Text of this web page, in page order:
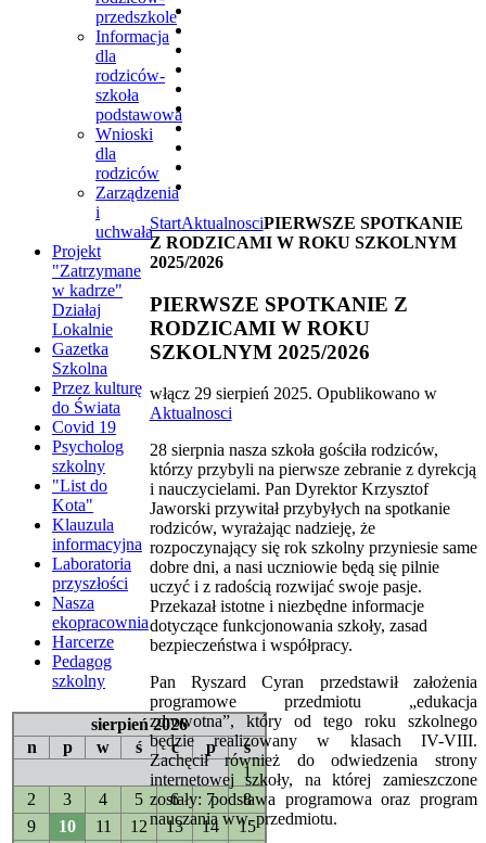
StartAktualnosciPIERWSZE SPOTKANIE
Z RODZICAMI W ROKU SZKOLNYM
2025/2026
PIERWSZE SPOTKANIE Z
RODZICAMI W ROKU
SZKOLNYM 2025/2026
włącz 29 sierpień 2025. Opublikowano w
Aktualnosci
28 sierpnia nasza szkoła gościła rodziców,
którzy przybyli na pierwsze zebranie z dyrekcją
i nauczycielami. Pan Dyrektor Krzysztof
Jaworski przywitał przybyłych na spotkanie
rodziców, wyrażając nadzieję, że
rozpoczynający się rok szkolny przyniesie same
dobre dni, a nasi uczniowie będą się pilnie
uczyć i z radością rozwijać swoje pasje.
Przekazał istotne i niezbędne informacje
dotyczące funkcjonowania szkoły, zasad
bezpieczeństwa i współpracy.
Pan Ryszard Cyran przedstawił założenia
programowe przedmiotu „edukacja
zdrowotna”, który od tego roku szkolnego
będzie realizowany w klasach IV-VIII.
Zachęcił również do odwiedzenia strony
internetowej szkoły, na której zamieszczone
zostały: podstawa programowa oraz program
nauczania ww. przedmiotu.
przedszkole
Informacja
dla
rodziców-
szkoła
podstawowa
Wnioski
dla
rodziców
Zarządzenia
i
uchwała
Projekt
"Zatrzymane
w kadrze"
Działaj
Lokalnie
Gazetka
Szkolna
Przez kulturę
do Świata
Covid 19
Psycholog
szkolny
"List do
Kota"
Klauzula
informacyjna
Laboratoria
przyszłości
Nasza
ekopracownia
Harcerze
Pedagog
szkolny
sierpień 2026
n
p w ś c p
s
1
2
3 4 5 6 7
8
9
10 11 12 13 14
15